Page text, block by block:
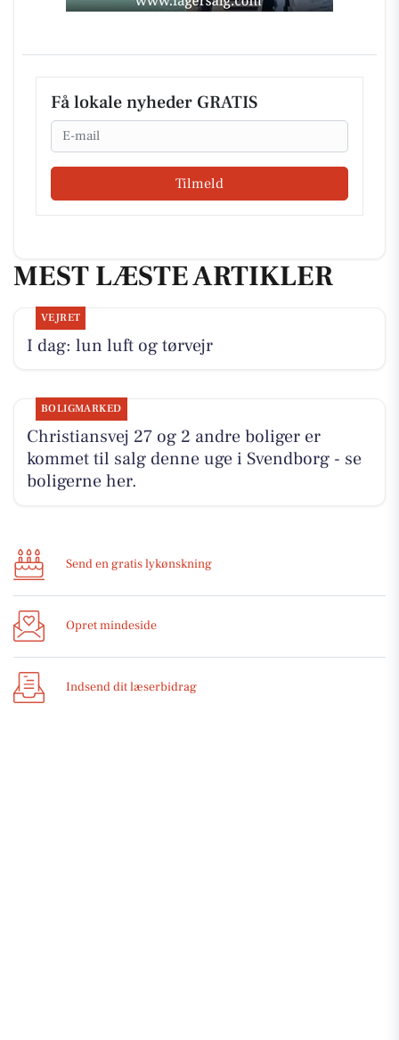
Få lokale nyheder GRATIS
Email
Tilmeld
MEST LÆSTE ARTIKLER
VEJRET
I dag: lun luft og tørvejr
BOLIGMARKED
Christiansvej 27 og 2 andre boliger er
kommet til salg denne uge i Svendborg - se
boligerne her.
Send en gratis lykønskning
Opret mindeside
Indsend dit læserbidrag